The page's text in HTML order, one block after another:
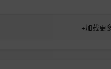
+加载更